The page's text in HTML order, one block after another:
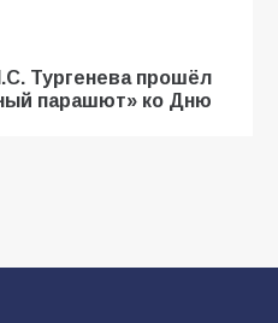
Тургенева прошёл
парашют» ко Дню